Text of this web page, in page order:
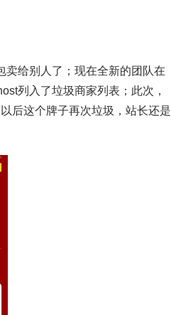
卖给别人了；现在全新的团队在
列入了垃圾商家列表；此次，
后这个牌子再次垃圾，站长还是